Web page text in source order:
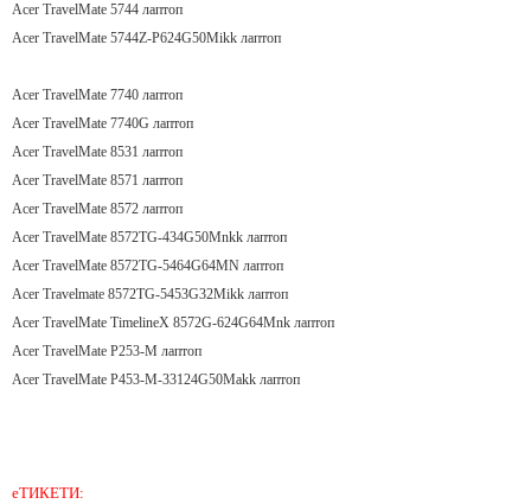
Acer TravelMate 5744 лаптоп
Acer TravelMate 5744Z-P624G50Mikk лаптоп
Acer TravelMate 7740 лаптоп
Acer TravelMate 7740G лаптоп
Acer TravelMate 8531 лаптоп
Acer TravelMate 8571 лаптоп
Acer TravelMate 8572 лаптоп
Acer TravelMate 8572TG-434G50Mnkk лаптоп
Acer TravelMate 8572TG-5464G64MN лаптоп
Acer Travelmate 8572TG-5453G32Mikk лаптоп
Acer TravelMate TimelineX 8572G-624G64Mnk лаптоп
Acer TravelMate P253-M лаптоп
Acer TravelMate P453-M-33124G50Makk лаптоп
еТИКЕТИ: